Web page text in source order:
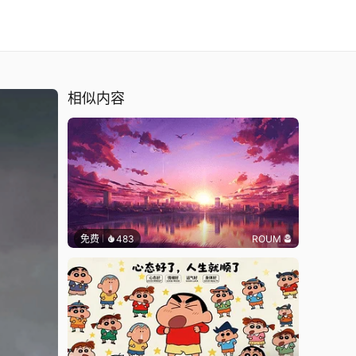
相似内容
免费 483 ROUM